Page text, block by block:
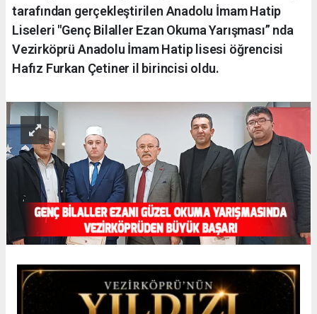
tarafından gerçekleştirilen Anadolu İmam Hatip
Liseleri "Genç Bilaller Ezan Okuma Yarışması” nda
Vezirköprü Anadolu İmam Hatip lisesi öğrencisi
Hafız Furkan Çetiner il birincisi oldu.